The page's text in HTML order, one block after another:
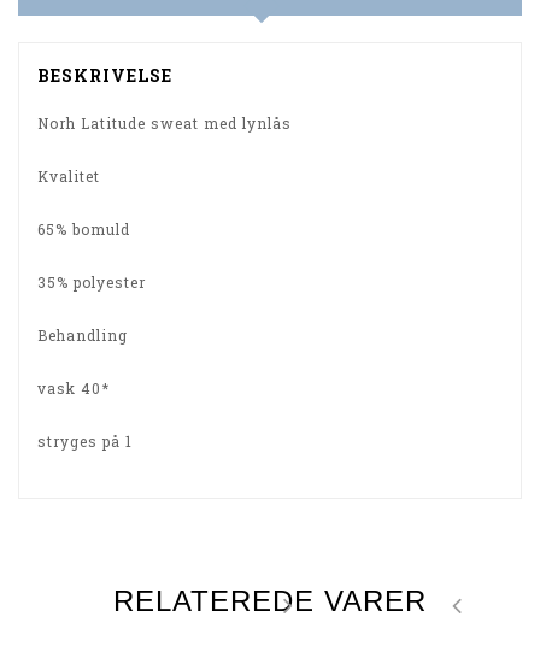
BESKRIVELSE
Norh Latitude sweat med lynlås
Kvalitet
65% bomuld
35% polyester
Behandling
vask 40*
stryges på 1
RELATEREDE VARER